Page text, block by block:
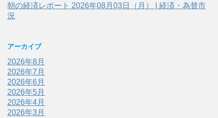
朝の経済レポート 2026年08月03日（月） | 経済・為替市
況
アーカイブ
2026年8月
2026年7月
2026年6月
2026年5月
2026年4月
2026年3月